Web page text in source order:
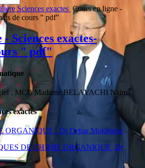
Sciences exactes Cours en ligne -
de cours " pdf"
Sciences exactes-
" pdf"
, MCB Madame BELAYACHI Naima
exactes
ORGANIQUE ,Dr Dehar Mokhtaria
DE CHIMIE ORGANIQUE ,Dr